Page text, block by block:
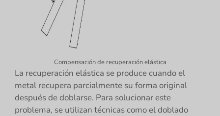
Compensación de recuperación elástica
La recuperación elástica se produce cuando el
metal recupera parcialmente su forma original
después de doblarse. Para solucionar este
problema, se utilizan técnicas como el doblado